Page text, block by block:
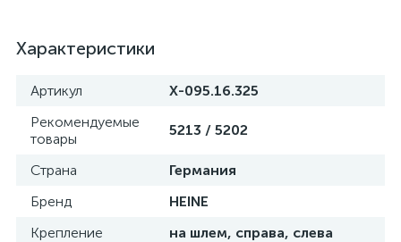
Характеристики
Артикул
X-095.16.325
Рекомендуемые
товары
5213 / 5202
Страна
Германия
Бренд
HEINE
Крепление
на шлем, справа, слева